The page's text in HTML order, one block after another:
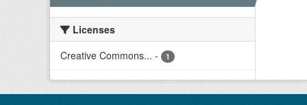
Licenses
Creative Commons... - 1